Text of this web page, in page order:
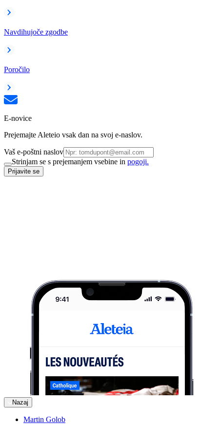
Navdihujoče zgodbe
Poročilo
E-novice
Prejemajte Aleteio vsak dan na svoj e-naslov.
Vaš e-poštni naslov
Strinjam se s prejemanjem vsebine in pogoji.
Prijavite se
Nazaj
Martin Golob